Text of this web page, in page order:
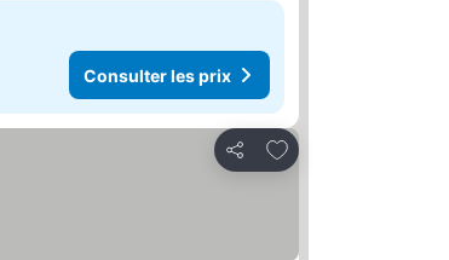
Consulter les prix
Partager
Ajouter à mes favoris